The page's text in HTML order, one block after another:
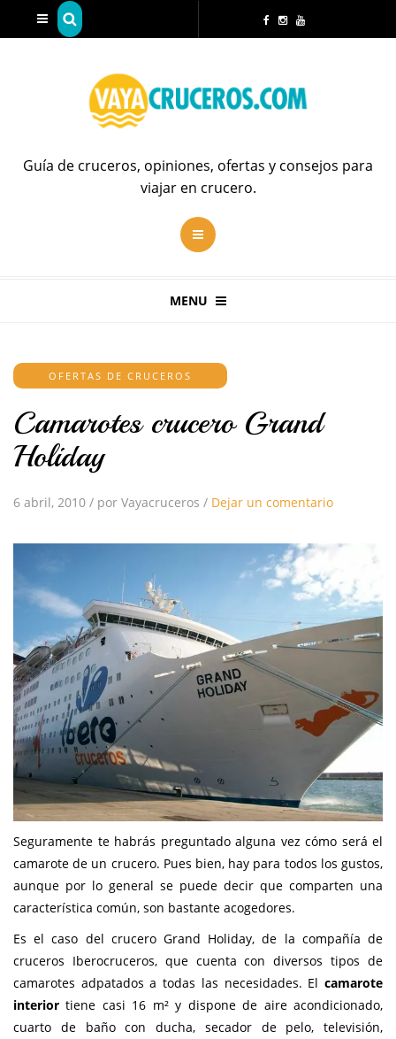
Guía de cruceros, opiniones, ofertas y consejos para
viajar en crucero.
MENU
OFERTAS DE CRUCEROS
Camarotes crucero Grand
Holiday
6 abril, 2010 / por Vayacruceros / Dejar un comentario
Seguramente te habrás preguntado alguna vez cómo será el
camarote de un crucero. Pues bien, hay para todos los gustos,
aunque por lo general se puede decir que comparten una
característica común, son bastante acogedores.
Es el caso del crucero Grand Holiday, de la compañía de
cruceros Iberocruceros, que cuenta con diversos tipos de
camarotes adpatados a todas las necesidades. El camarote
interior tiene casi 16 m² y dispone de aire acondicionado,
cuarto de baño con ducha, secador de pelo, televisión,